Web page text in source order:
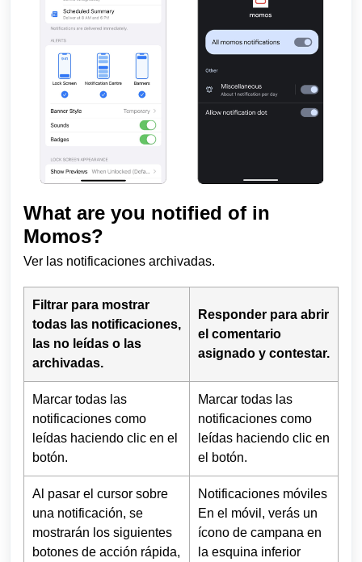
What are you notified of in
Momos?
Ver las notificaciones archivadas.
Filtrar para mostrar
todas las notificaciones,
las no leídas o las
archivadas.
Responder para abrir
el comentario
asignado y contestar.
Marcar todas las
notificaciones como
leídas haciendo clic en el
botón.
Marcar todas las
notificaciones como
leídas haciendo clic en
el botón.
Al pasar el cursor sobre
una notificación, se
mostrarán los siguientes
botones de acción rápida,
Notificaciones móviles
En el móvil, verás un
ícono de campana en
la esquina inferior